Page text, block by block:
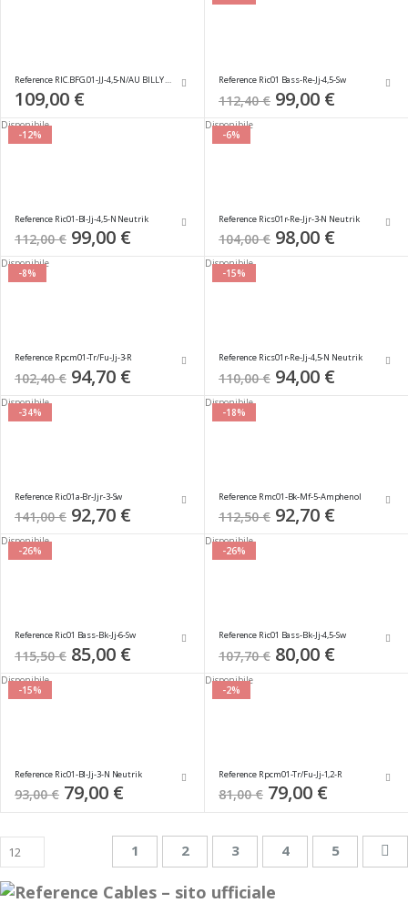
Reference RIC.BFG.01-JJ-4,5-N/AU BILLY F. GIBBONS SIGNATURE
109,00 €
Reference Ric01 Bass-Re-Jj-4,5-Sw
112,40 € Special
Price
99,00 €
-12%
Disponibile
Reference Ric01-Bl-Jj-4,5-N Neutrik
112,00 € Special
Price
99,00 €
-6%
Disponibile
Reference Rics01r-Re-Jjr-3-N Neutrik
104,00 € Special
Price
98,00 €
-8%
Disponibile
Reference Rpcm01-Tr/Fu-Jj-3-R
102,40 € Special
Price
94,70 €
-15%
Disponibile
Reference Rics01r-Re-Jj-4,5-N Neutrik
110,00 € Special
Price
94,00 €
-34%
Disponibile
Reference Ric01a-Br-Jjr-3-Sw
141,00 € Special
Price
92,70 €
-18%
Disponibile
Reference Rmc01-Bk-Mf-5-Amphenol
112,50 € Special
Price
92,70 €
-26%
Disponibile
Reference Ric01 Bass-Bk-Jj-6-Sw
115,50 € Special
Price
85,00 €
-26%
Disponibile
Reference Ric01 Bass-Bk-Jj-4,5-Sw
107,70 € Special
Price
80,00 €
-15%
Disponibile
Reference Ric01-Bl-Jj-3-N Neutrik
93,00 € Special
Price
79,00 €
-2%
Disponibile
Reference Rpcm01-Tr/Fu-Jj-1,2-R
81,00 € Special
Price
79,00 €
PaginaAttualmente stai leggendo la pagina
1 Pagina
2 Pagina
3 Pagina
4 Pagina
5